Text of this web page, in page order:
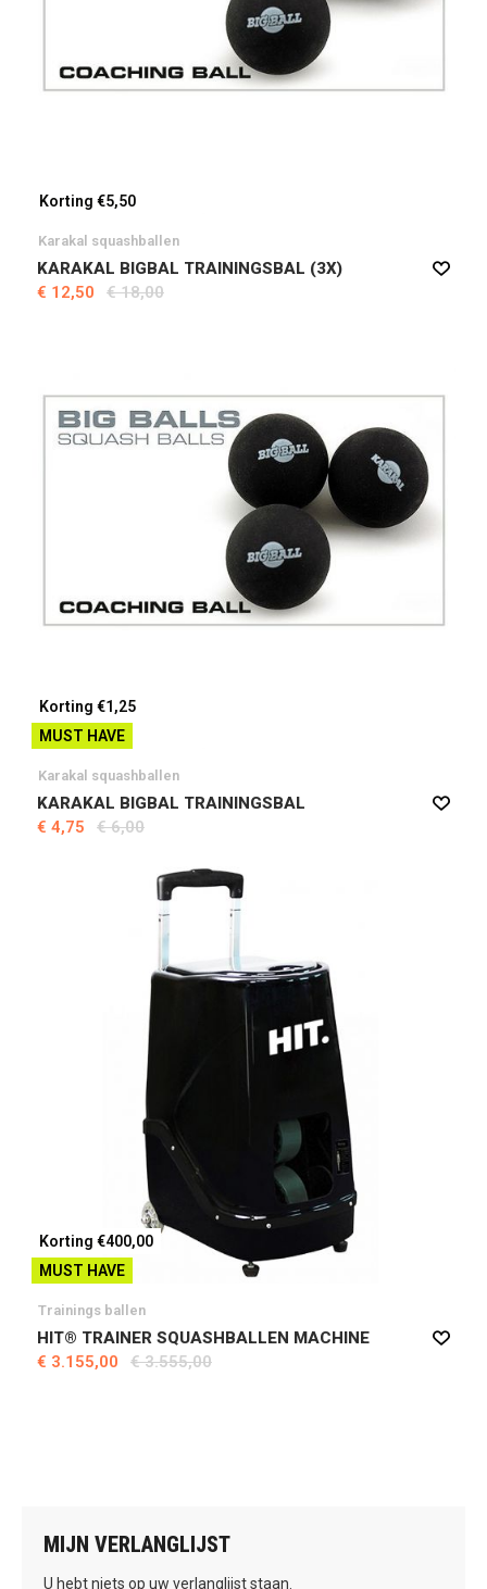
Korting €5,50
Karakal squashballen
KARAKAL BIGBAL TRAININGSBAL (3X)
€ 12,50
€ 18,00
Korting €1,25
MUST HAVE
Karakal squashballen
KARAKAL BIGBAL TRAININGSBAL
€ 4,75
€ 6,00
Korting €400,00
MUST HAVE
Trainings ballen
HIT® TRAINER SQUASHBALLEN MACHINE
€ 3.155,00
€ 3.555,00
MIJN VERLANGLIJST
U hebt niets op uw verlanglijst staan.